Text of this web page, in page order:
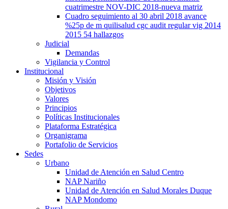
cuatrimestre NOV-DIC 2018-nueva matriz
Cuadro seguimiento al 30 abril 2018 avance
%25p de m quilisalud cgc audit regular vig 2014
2015 54 hallazgos
Judicial
Demandas
Vigilancia y Control
Institucional
Misión y Visión
Objetivos
Valores
Principios
Políticas Institucionales
Plataforma Estratégica
Organigrama
Portafolio de Servicios
Sedes
Urbano
Unidad de Atención en Salud Centro
NAP Nariño
Unidad de Atención en Salud Morales Duque
NAP Mondomo